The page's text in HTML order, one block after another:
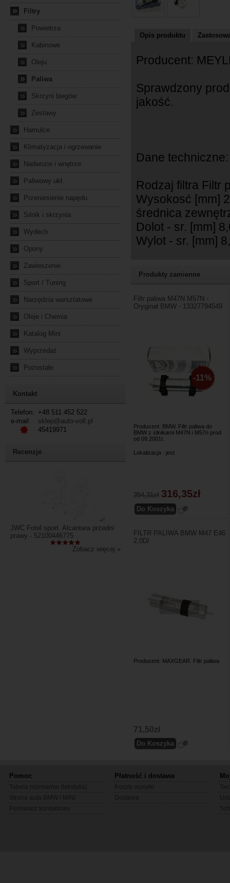
» Filtry
» Powietrza
» Kabinowe
» Oleju
» Paliwa
» Skrzyni biegów
» Zestawy
» Hamulce
» Klimatyzacja i ogrzewanie
» Nadwozie i wnętrze
» Paliwowy ukł.
» Przeniesienie napędu
» Silnik i skrzynia
» Wydech
» Opony
» Zawieszenie
» Sport / Tuning
» Narzędzia warsztatowe
» Oleje i Chemia
» Katalog Mini
» Wyprzedaż
» Pozostałe
Kontakt
Telefon:
+48 511 452 522
e-mail:
sklep@auto-voll.pl
45419971
Recenzje
JWC Fotel sport. Alcantara przedni
prawy - 52100446775
Zobacz więcej »
Opis produktu
Producent:
Sprawdzony
jakość.
Dane techniczne:
Rodzaj filtra Filtr
Wysokosć [mm]
średnica
Dolot - sr. [mm]
Wylot - sr. [mm]
Produkty zamienne
Filtr paliwa M47N M57N -
Oryginał BMW - 13327794549
Producent: BMW. Filtr paliwa do
BMW z silnikami M47N i M57n prod
od 09.2001r.
Lokalizacja : jest
-11%
354,31zł 316,35zł
FILTR PALIWA BMW M47 E46
2,0D/
Producent: MAXGEAR. Filtr paliwa
71,50zł
Pomoc Płatność i dostawa